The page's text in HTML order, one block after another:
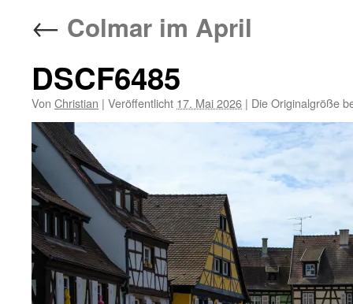
← Colmar im April
DSCF6485
Von Christian | Veröffentlicht 17. Mai 2026 | Die Originalgröße